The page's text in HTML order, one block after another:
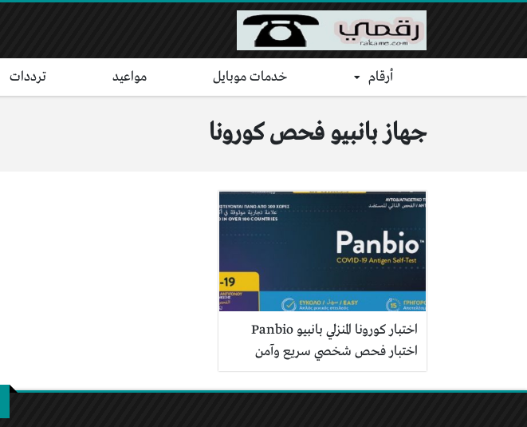
أرقام خدمات موبايل مواعيد ترددات
جهاز بانبيو فحص كورونا
اختبار كورونا المنزلي بانبيو Panbio
اختبار فحص شخصي سريع وآمن